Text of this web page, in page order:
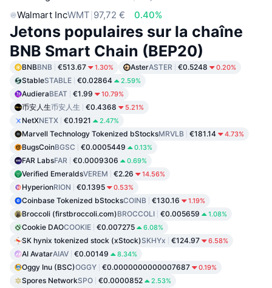
Walmart IncWMT 97,72 € 0.40%
Jetons populaires sur la chaîne
BNB Smart Chain (BEP20)
BNBBNB €513.67 1.30% AsterASTER €0.5248 0.20%
StableSTABLE €0.02864 2.59%
AudieraBEAT €1.99 10.79%
币安人生币安人生 €0.4368 5.21%
NetXNETX €0.1921 2.47%
Marvell Technology Tokenized bStocksMRVLB €181.14 4.73%
BugsCoinBGSC €0.0005449 0.13%
FAR LabsFAR €0.0009306 0.69%
Verified EmeraldsVEREM €2.26 14.56%
HyperionRION €0.1395 0.53%
Coinbase Tokenized bStocksCOINB €130.16 1.19%
Broccoli (firstbroccoli.com)BROCCOLI €0.005659 1.08%
Cookie DAOCOOKIE €0.007275 6.08%
SK hynix tokenized stock (xStock)SKHYx €124.97 6.58%
AI AvatarAIAV €0.00149 8.34%
Oggy Inu (BSC)OGGY €0.0000000000007687 0.19%
Spores NetworkSPO €0.0000852 2.53%